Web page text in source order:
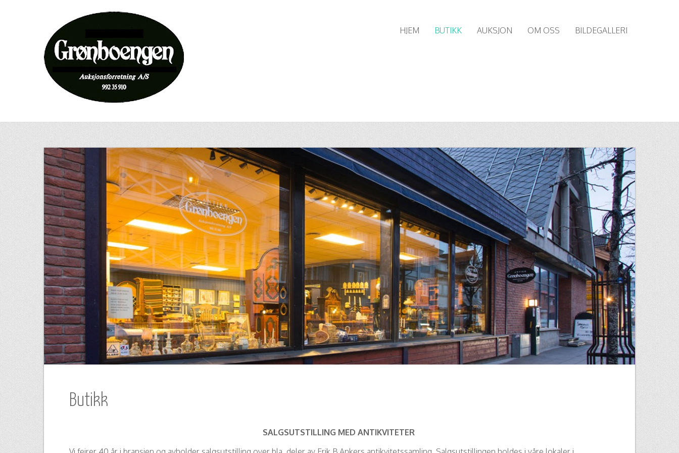
HJEM BUTIKK AUKSJON OM OSS BILDEGALLERI
Butikk
SALGSUTSTILLING MED ANTIKVITETER